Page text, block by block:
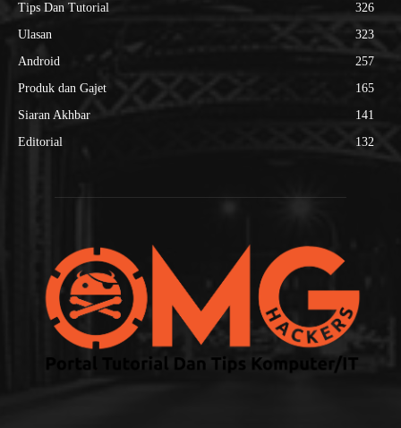
Tips Dan Tutorial
326
Ulasan
323
Android
257
Produk dan Gajet
165
Siaran Akhbar
141
Editorial
132